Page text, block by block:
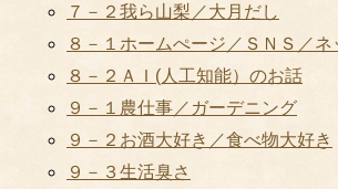
７－２我ら山梨／大月だし
８－１ホームぺージ／ＳＮＳ／ネ
８－２ＡＩ(人工知能）のお話
９－１農仕事／ガーデニング
９－２お酒大好き／食べ物大好き
９－３生活臭さ